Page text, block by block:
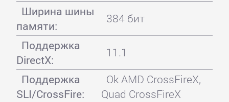
Ширина шины
памяти:
384 бит
Поддержка
DirectX:
11.1
Поддержка
SLI/CrossFire:
Ok AMD CrossFireX,
Quad CrossFireX